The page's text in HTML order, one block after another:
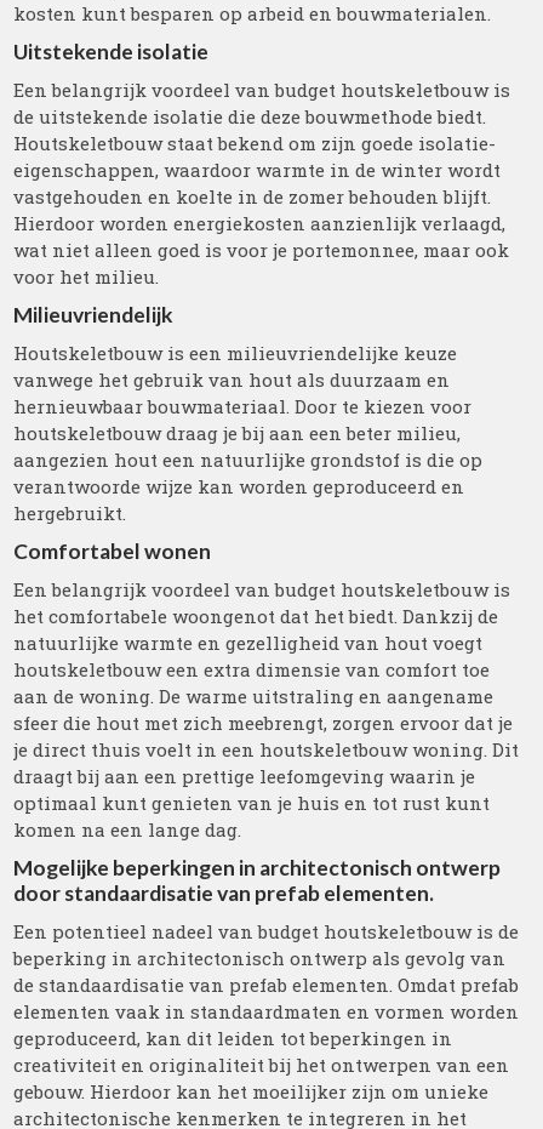
kosten kunt besparen op arbeid en bouwmaterialen.
Uitstekende isolatie
Een belangrijk voordeel van budget houtskeletbouw is
de uitstekende isolatie die deze bouwmethode biedt.
Houtskeletbouw staat bekend om zijn goede isolatie-
eigenschappen, waardoor warmte in de winter wordt
vastgehouden en koelte in de zomer behouden blijft.
Hierdoor worden energiekosten aanzienlijk verlaagd,
wat niet alleen goed is voor je portemonnee, maar ook
voor het milieu.
Milieuvriendelijk
Houtskeletbouw is een milieuvriendelijke keuze
vanwege het gebruik van hout als duurzaam en
hernieuwbaar bouwmateriaal. Door te kiezen voor
houtskeletbouw draag je bij aan een beter milieu,
aangezien hout een natuurlijke grondstof is die op
verantwoorde wijze kan worden geproduceerd en
hergebruikt.
Comfortabel wonen
Een belangrijk voordeel van budget houtskeletbouw is
het comfortabele woongenot dat het biedt. Dankzij de
natuurlijke warmte en gezelligheid van hout voegt
houtskeletbouw een extra dimensie van comfort toe
aan de woning. De warme uitstraling en aangename
sfeer die hout met zich meebrengt, zorgen ervoor dat je
je direct thuis voelt in een houtskeletbouw woning. Dit
draagt bij aan een prettige leefomgeving waarin je
optimaal kunt genieten van je huis en tot rust kunt
komen na een lange dag.
Mogelijke beperkingen in architectonisch ontwerp
door standaardisatie van prefab elementen.
Een potentieel nadeel van budget houtskeletbouw is de
beperking in architectonisch ontwerp als gevolg van
de standaardisatie van prefab elementen. Omdat prefab
elementen vaak in standaardmaten en vormen worden
geproduceerd, kan dit leiden tot beperkingen in
creativiteit en originaliteit bij het ontwerpen van een
gebouw. Hierdoor kan het moeilijker zijn om unieke
architectonische kenmerken te integreren in het